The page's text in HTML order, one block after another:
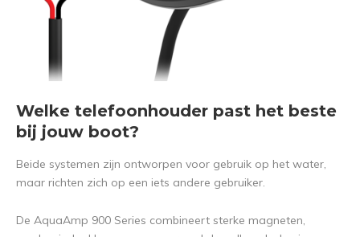
Welke telefoonhouder past het beste
bij jouw boot?
Beide systemen zijn ontworpen voor gebruik op het water,
maar richten zich op een iets andere gebruiker.
De AquaAmp 900 Series combineert sterke magneten,